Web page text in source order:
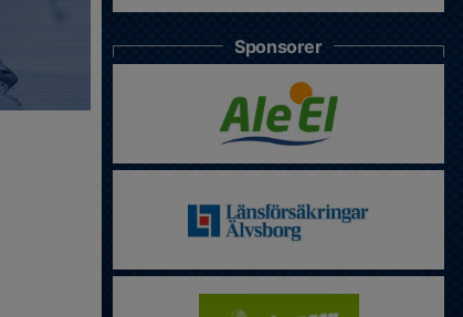
Sponsorer